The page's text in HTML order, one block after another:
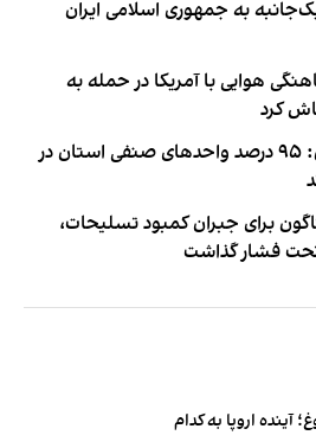
به جمهوری اسلامی ایران
هوایی با آمریکا در حمله به
کرد
اتاق اصناف کردستان: ۹۵ درصد واحدهای صنفی استان در
برای جبران کمبود تسلیحات،
فشار گذاشت
آینده اروپا به کدام